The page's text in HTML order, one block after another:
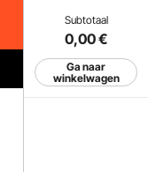
Subtotaal
0,00€
Ga naar
winkelwagen